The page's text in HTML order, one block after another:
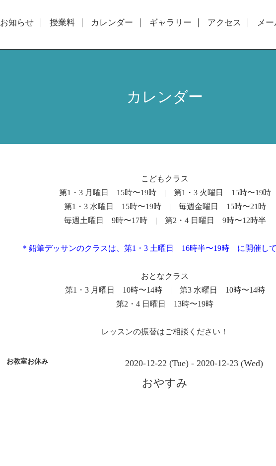
お知らせ 授業料 カレンダー ギャラリー アクセス メ
カレンダー
こどもクラス
第1・3 月曜日 15時〜19時 | 第1・3 火曜日 15時〜19時
第1・3 水曜日 15時〜19時 | 毎週金曜日 15時〜21時
毎週土曜日 9時〜17時 | 第2・4 日曜日 9時〜12時半
＊鉛筆デッサンのクラスは、第1・3 土曜日 16時半〜19時 に開催し
おとなクラス
第1・3 月曜日 10時〜14時 | 第3 水曜日 10時〜14時
第2・4 日曜日 13時〜19時
レッスンの振替はご相談ください！
お教室お休み 2020-12-22 (Tue) - 2020-12-23 (Wed)
おやすみ